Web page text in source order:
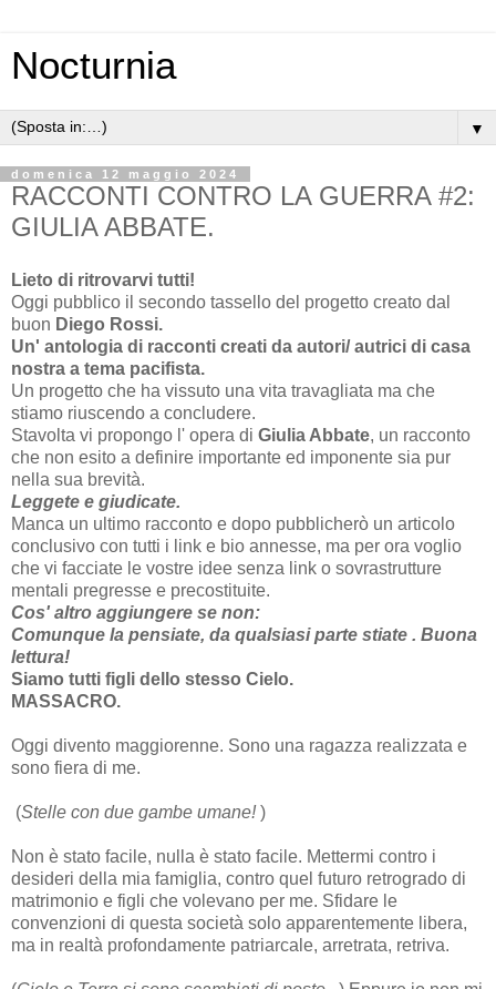
Nocturnia
▼
domenica 12 maggio 2024
RACCONTI CONTRO LA GUERRA #2:
GIULIA ABBATE.
Lieto di ritrovarvi tutti!
Oggi pubblico il secondo tassello del progetto creato dal
buon Diego Rossi.
Un' antologia di racconti creati da autori/ autrici di casa
nostra a tema pacifista.
Un progetto che ha vissuto una vita travagliata ma che
stiamo riuscendo a concludere.
Stavolta vi propongo l' opera di Giulia Abbate, un racconto
che non esito a definire importante ed imponente sia pur
nella sua brevità.
Leggete e giudicate.
Manca un ultimo racconto e dopo pubblicherò un articolo
conclusivo con tutti i link e bio annesse, ma per ora voglio
che vi facciate le vostre idee senza link o sovrastrutture
mentali pregresse e precostituite.
Cos' altro aggiungere se non:
Comunque la pensiate, da qualsiasi parte stiate . Buona
lettura!
Siamo tutti figli dello stesso Cielo.
MASSACRO.
Oggi divento maggiorenne. Sono una ragazza realizzata e
sono fiera di me.
(Stelle con due gambe umane!)
Non è stato facile, nulla è stato facile. Mettermi contro i
desideri della mia famiglia, contro quel futuro retrogrado di
matrimonio e figli che volevano per me. Sfidare le
convenzioni di questa società solo apparentemente libera,
ma in realtà profondamente patriarcale, arretrata, retriva.